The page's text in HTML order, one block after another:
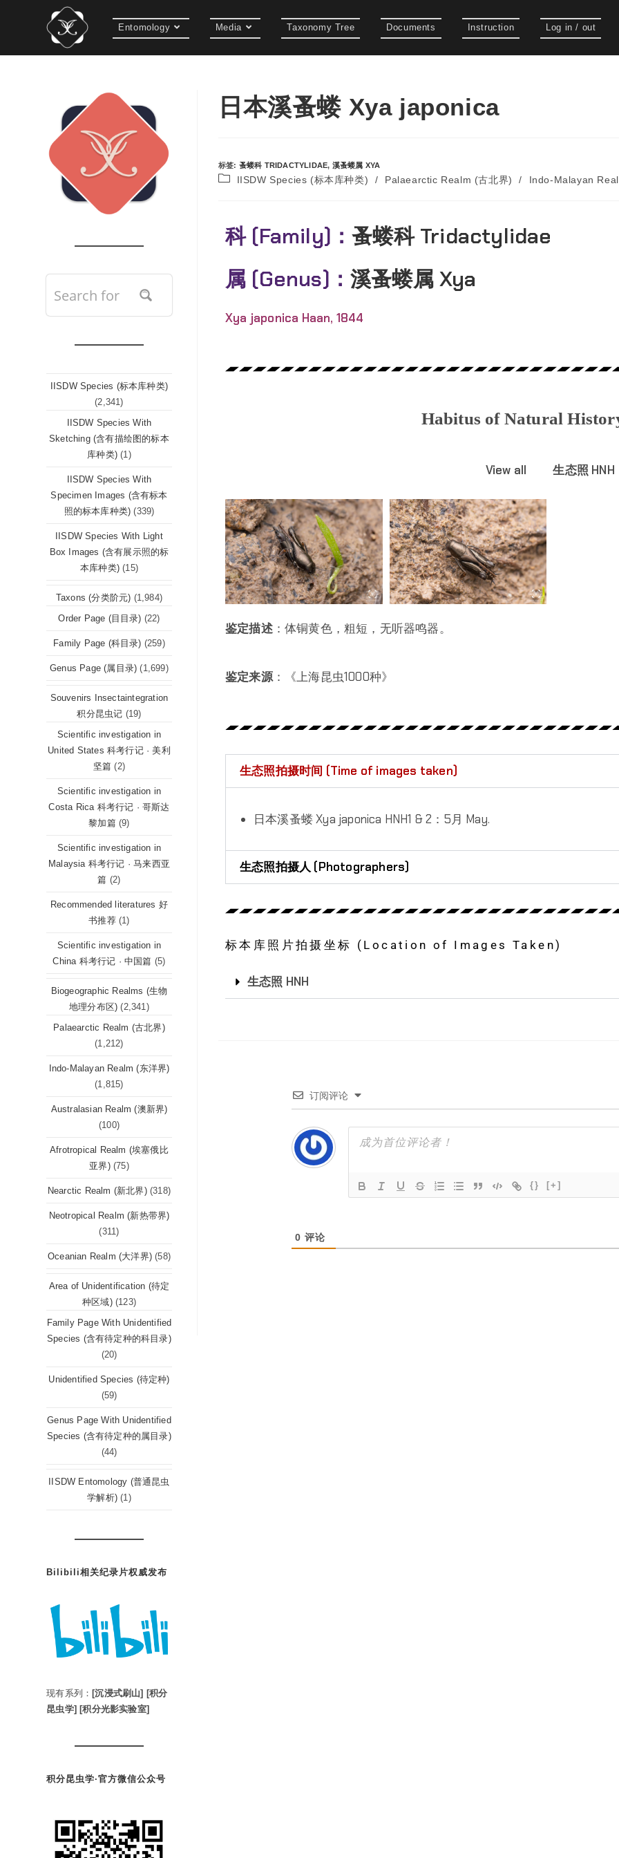
Entomology Media Taxonomy Tree Documents Instruction Log in / out
日本溪蚤蝼 Xya japonica
标签: 蚤蝼科 TRIDACTYLIDAE, 溪蚤蝼属 XYA
IISDW Species (标本库种类) / Palaearctic Realm (古北界) / Indo-Malayan
科 (Family)：蚤蝼科 Tridactylidae
属 (Genus)： 溪蚤蝼属 Xya
Xya japonica Haan, 1844
Habitus of Natural
View all 生态照 HNH
鉴定描述：体铜黄色，粗短，无听器鸣器。
鉴定来源：《上海昆虫1000种》
生态照拍摄时间 (Time of images taken)
日本溪蚤蝼 Xya japonica HNH1 & 2：5月 May.
生态照拍摄人 (Photographers)
标本库照片拍摄坐标 (Location of Images Taken)
生态照 HNH
订阅评论
{} [+]
0 评论
IISDW Species (标本库种类)
(2,341)
IISDW Species With
Sketching (含有描绘图的标本
库种类) (1)
IISDW Species With
Specimen Images (含有标本
照的标本库种类) (339)
IISDW Species With Light
Box Images (含有展示照的标
本库种类) (15)
Taxons (分类阶元) (1,984)
Order Page (目目录) (22)
Family Page (科目录) (259)
Genus Page (属目录) (1,699)
Souvenirs Insectaintegration
积分昆虫记 (19)
Scientific investigation in
United States 科考行记 · 美利
坚篇 (2)
Scientific investigation in
Costa Rica 科考行记 · 哥斯达
黎加篇 (9)
Scientific investigation in
Malaysia 科考行记 · 马来西亚
篇 (2)
Recommended literatures 好
书推荐 (1)
Scientific investigation in
China 科考行记 · 中国篇 (5)
Biogeographic Realms (生物
地理分布区) (2,341)
Palaearctic Realm (古北界)
(1,212)
Indo-Malayan Realm (东洋界)
(1,815)
Australasian Realm (澳新界)
(100)
Afrotropical Realm (埃塞俄比
亚界) (75)
Nearctic Realm (新北界) (318)
Neotropical Realm (新热带界)
(311)
Oceanian Realm (大洋界) (58)
Area of Unidentification (待定
种区域) (123)
Family Page With Unidentified
Species (含有待定种的科目录)
(20)
Unidentified Species (待定种)
(59)
Genus Page With Unidentified
Species (含有待定种的属目录)
(44)
IISDW Entomology (普通昆虫
学解析) (1)
Bilibili相关纪录片权威发布
现有系列： [沉浸式刷山] [积分
昆虫学] [积分光影实验室]
积分昆虫学·官方微信公众号